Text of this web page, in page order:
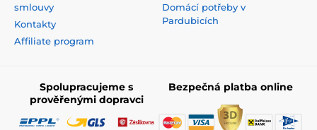
smlouvy
Kontakty
Affiliate program
Domácí potřeby v
Pardubicích
Spolupracujeme s
prověřenými dopravci
Bezpečná platba online